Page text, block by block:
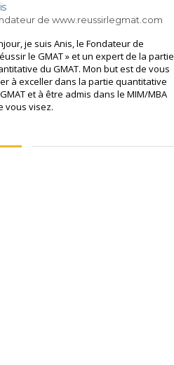
de www.reussirlegmat.com
je suis Anis, le Fondateur de
le GMAT » et un expert de la partie
du GMAT. Mon but est de vous
à exceller dans la partie quantitative
et à être admis dans le MIM/MBA
vous visez.